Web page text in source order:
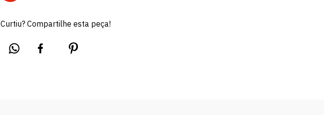
Curtiu? Compartilhe esta peça!